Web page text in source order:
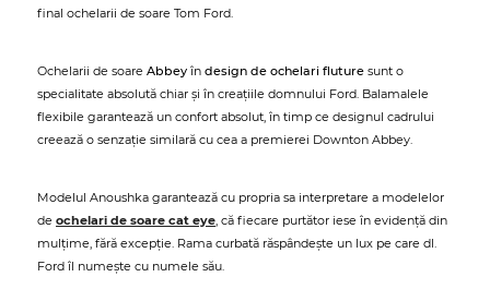
final ochelarii de soare Tom Ford.
Ochelarii de soare Abbey în design de ochelari fluture sunt o
specialitate absolută chiar și în creațiile domnului Ford. Balamalele
flexibile garantează un confort absolut, în timp ce designul cadrului
creează o senzație similară cu cea a premierei Downton Abbey.
Modelul Anoushka garantează cu propria sa interpretare a modelelor
de ochelari de soare cat eye, că fiecare purtător iese în evidență din
mulțime, fără excepție. Rama curbată răspândește un lux pe care dl.
Ford îl numește cu numele său.